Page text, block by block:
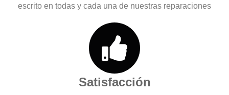
escrito en todas y cada una de nuestras reparaciones
Satisfacción